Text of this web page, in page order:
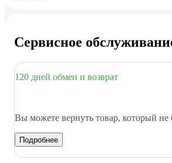
Сервисное
120 дней обмен и возврат
Вы можете вернуть товар, который не
Подробнее